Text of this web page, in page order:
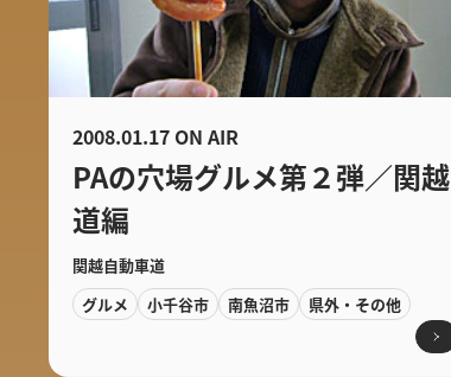
2008.01.17 ON AIR
PAの穴場グルメ第２弾／関越
道編
関越自動車道
グルメ
小千谷市 南魚沼市 県外・その他